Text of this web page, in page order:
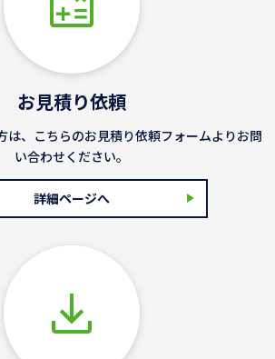
お見積り依頼
は、こちらのお見積り依頼フォームよりお問
い合わせください。
詳細ページへ